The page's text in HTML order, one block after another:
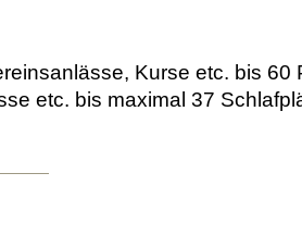
Kurse etc. bis 60
etc. bis maximal 37